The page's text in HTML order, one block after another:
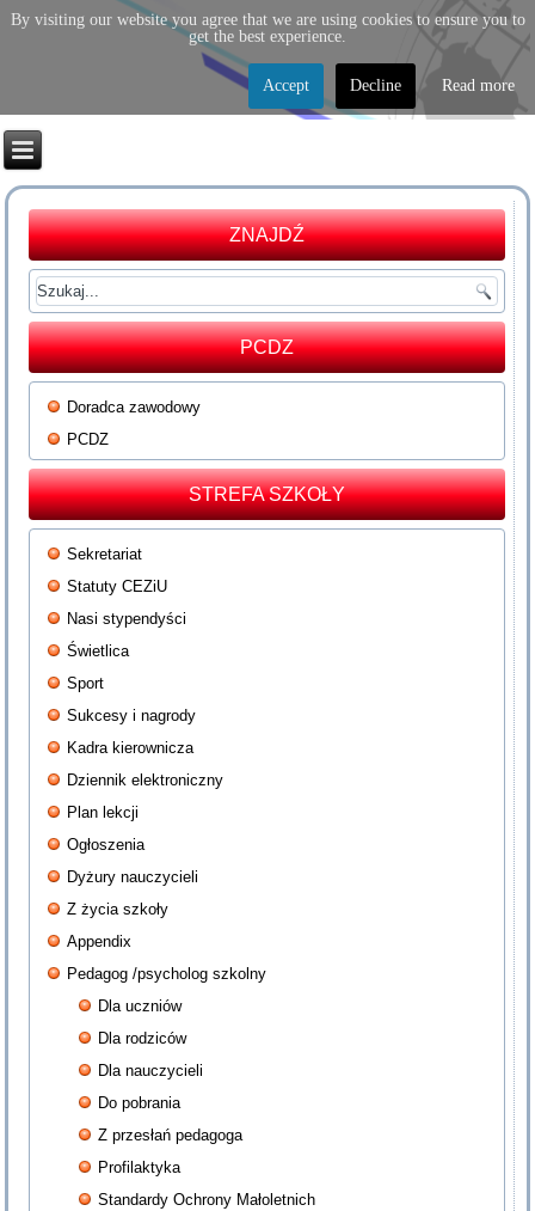
ZNAJDŹ
PCDZ
Doradca zawodowy
PCDZ
STREFA SZKOŁY
Sekretariat
Statuty CEZiU
Nasi stypendyści
Świetlica
Sport
Sukcesy i nagrody
Kadra kierownicza
Dziennik elektroniczny
Plan lekcji
Ogłoszenia
Dyżury nauczycieli
Z życia szkoły
Appendix
Pedagog /psycholog szkolny
Dla uczniów
Dla rodziców
Dla nauczycieli
Do pobrania
Z przesłań pedagoga
Profilaktyka
Standardy Ochrony Małoletnich
By visiting our website you agree that we are using cookies to ensure you to
get the best experience.
Accept Decline Read more